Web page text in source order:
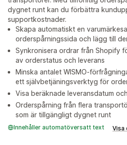
dygnet runt kan du förbättra
supportkostnader.
Skapa automatiskt en
orderspårningssida och lägg till
Synkronisera ordrar från Shopify
av orderstatus och leverans
Minska antalet WISMO-
ett självbetjäningsverktyg för
Visa beräknade leveransdatum
Orderspårning från flera
som är tillgängligt dygnet runt
Innehåller automatöversatt text Visa